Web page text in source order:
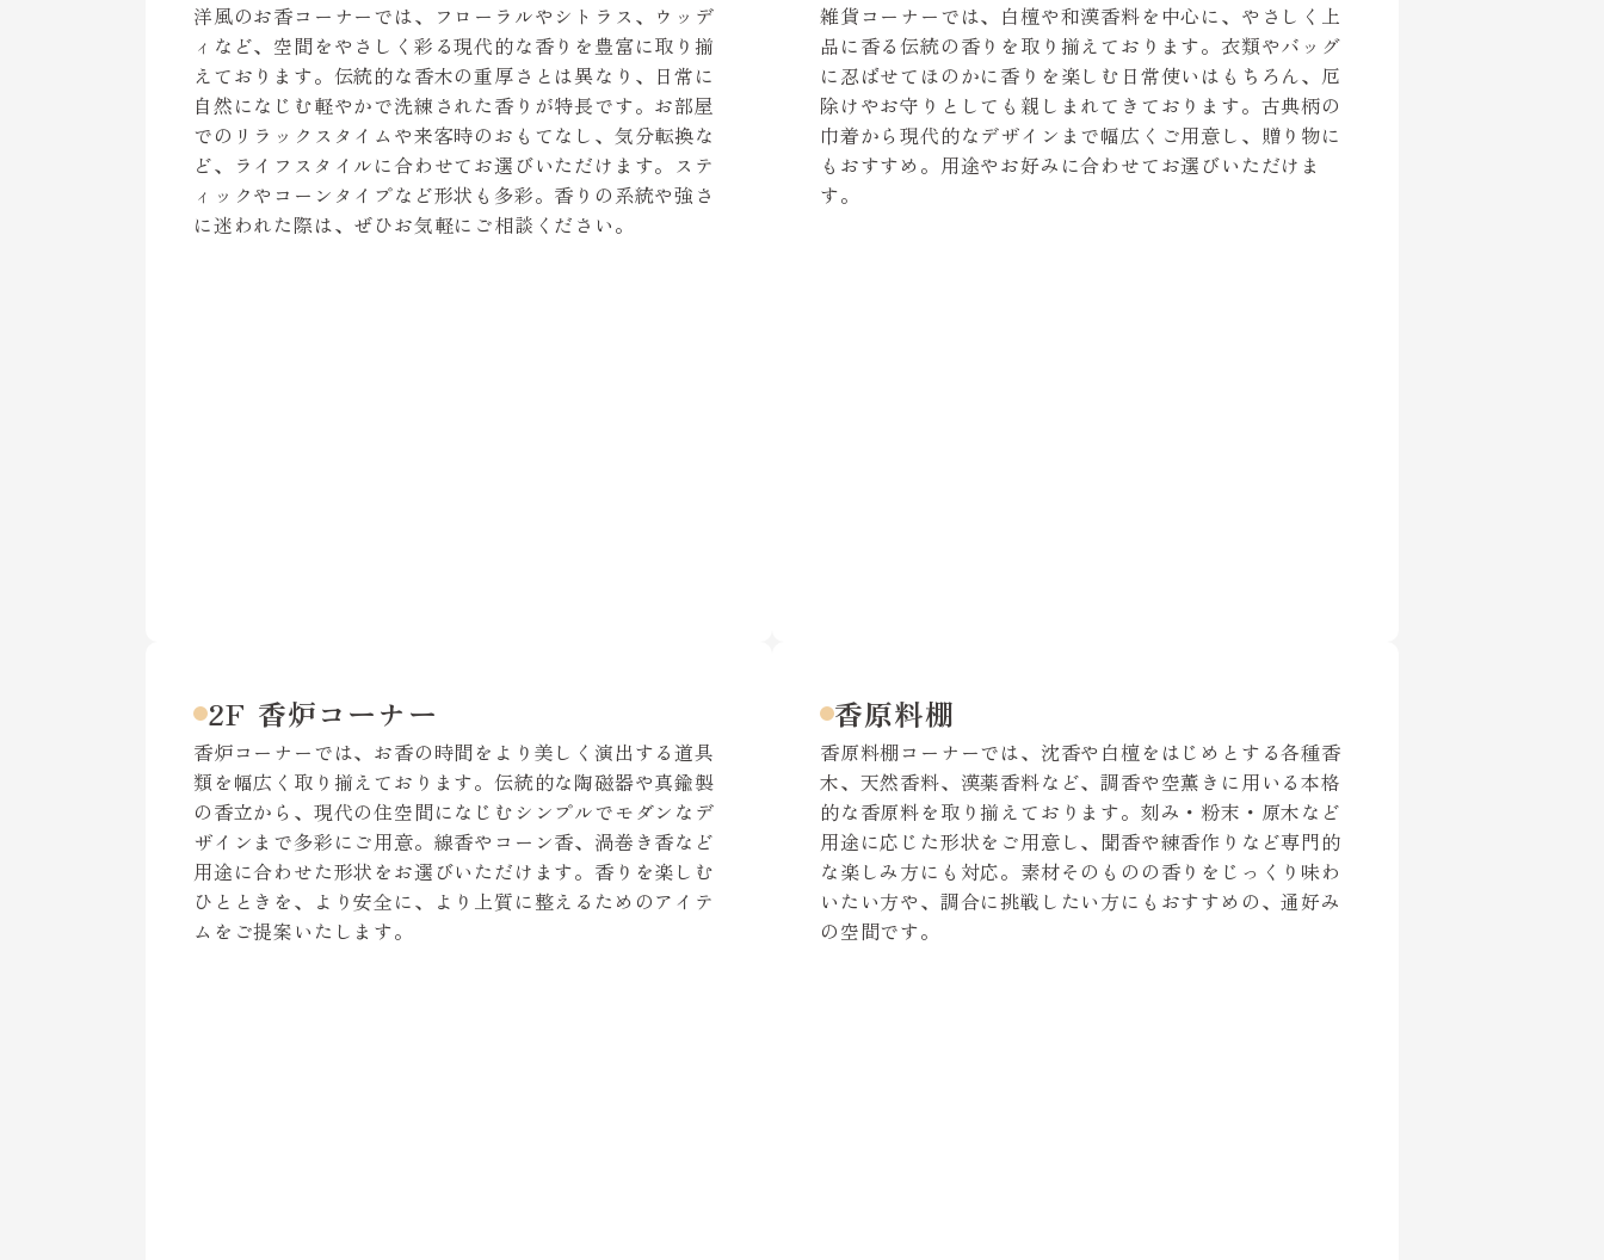
洋風のお香コーナーでは、フローラルやシトラス、ウッデ
ィなど、空間をやさしく彩る現代的な香りを豊富に取り揃
えております。伝統的な香木の重厚さとは異なり、日常に
自然になじむ軽やかで洗練された香りが特長です。お部屋
でのリラックスタイムや来客時のおもてなし、気分転換な
ど、ライフスタイルに合わせてお選びいただけます。ステ
ィックやコーンタイプなど形状も多彩。香りの系統や強さ
に迷われた際は、ぜひお気軽にご相談ください。
雑貨コーナーでは、白檀や和漢香料を中心に、やさしく上
品に香る伝統の香りを取り揃えております。衣類やバッグ
に忍ばせてほのかに香りを楽しむ日常使いはもちろん、厄
除けやお守りとしても親しまれてきております。古典柄の
巾着から現代的なデザインまで幅広くご用意し、贈り物に
もおすすめ。用途やお好みに合わせてお選びいただけま
す。
2F 香炉コーナー
香炉コーナーでは、お香の時間をより美しく演出する道具
類を幅広く取り揃えております。伝統的な陶磁器や真鍮製
の香立から、現代の住空間になじむシンプルでモダンなデ
ザインまで多彩にご用意。線香やコーン香、渦巻き香など
用途に合わせた形状をお選びいただけます。香りを楽しむ
ひとときを、より安全に、より上質に整えるためのアイテ
ムをご提案いたします。
香原料棚
香原料棚コーナーでは、沈香や白檀をはじめとする各種香
木、天然香料、漢薬香料など、調香や空薫きに用いる本格
的な香原料を取り揃えております。刻み・粉末・原木など
用途に応じた形状をご用意し、聞香や練香作りなど専門的
な楽しみ方にも対応。素材そのものの香りをじっくり味わ
いたい方や、調合に挑戦したい方にもおすすめの、通好み
の空間です。